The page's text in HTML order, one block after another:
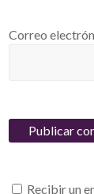
Correo
Recibir un